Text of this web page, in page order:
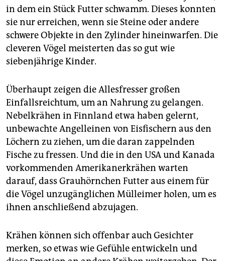
in dem ein Stück Futter schwamm. Dieses konnten
sie nur erreichen, wenn sie Steine oder andere
schwere Objekte in den Zylinder hineinwarfen. Die
cleveren Vögel meisterten das so gut wie
siebenjährige Kinder.
Überhaupt zeigen die Allesfresser großen
Einfallsreichtum, um an Nahrung zu gelangen.
Nebelkrähen in Finnland etwa haben gelernt,
unbewachte Angel­leinen von Eisfischern aus den
Löchern zu ziehen, um die daran zappelnden
Fische zu fressen. Und die in den USA und Kanada
vorkommenden Amerikanerkrähen warten
darauf, dass Grauhörnchen Futter aus einem für
die Vögel unzugänglichen Mülleimer holen, um es
ihnen anschließend abzujagen.
Krähen können sich offenbar auch Gesichter
merken, so etwas wie Gefühle entwickeln und